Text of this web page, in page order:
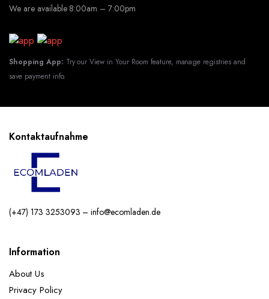
We are available 8:00am – 7:00pm
Shopping App: Try our View in Your Room feature, manage registries and
save payment info.
Kontaktaufnahme
(+47) 173 3253093 – info@ecomladen.de
Information
About Us
Privacy Policy